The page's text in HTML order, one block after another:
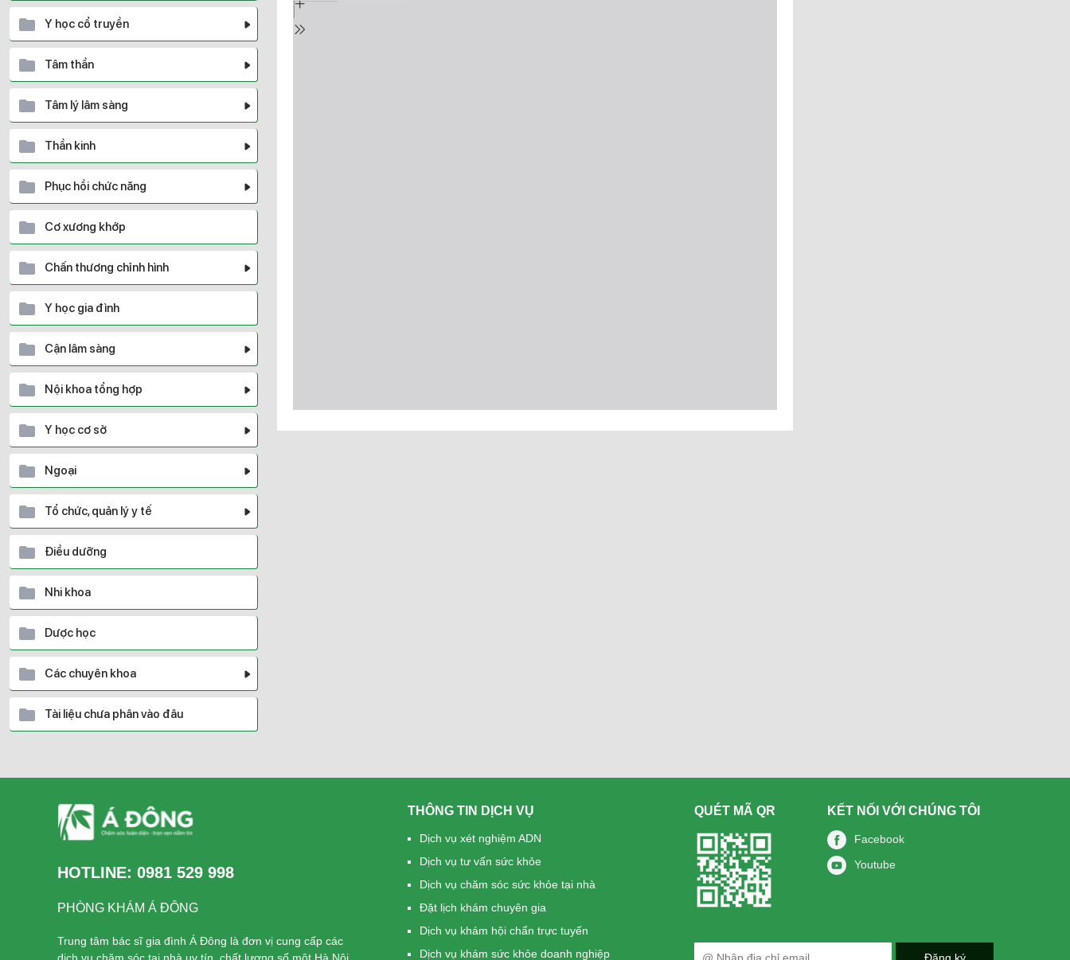
Y học cổ truyền
Tâm thần
Tâm lý lâm sàng
Thần kinh
Phục hồi chức năng
Cơ xương khớp
Chấn thương chỉnh hình
Y học gia đình
Cận lâm sàng
Nội khoa tổng hợp
Y học cơ sở
Ngoại
Tổ chức, quản lý y tế
Điều dưỡng
Nhi khoa
Dược học
Các chuyên khoa
Tài liệu chưa phân vào đâu
HOTLINE: 0981 529 998
PHÒNG KHÁM Á ĐÔNG
Trung tâm bác sĩ gia đình Á Đông là đơn vị cung cấp các
THÔNG TIN DỊCH VỤ
Dịch vụ xét nghiệm ADN
Dịch vụ tư vấn sức khỏe
Dịch vụ chăm sóc sức khỏe tại nhà
Đặt lịch khám chuyên gia
Dịch vụ khám hội chẩn trực tuyến
Dịch vụ khám sức khỏe doanh nghiệp
QUÉT MÃ QR KẾT NỐI VỚI CHÚNG TÔI
Facebook
Youtube